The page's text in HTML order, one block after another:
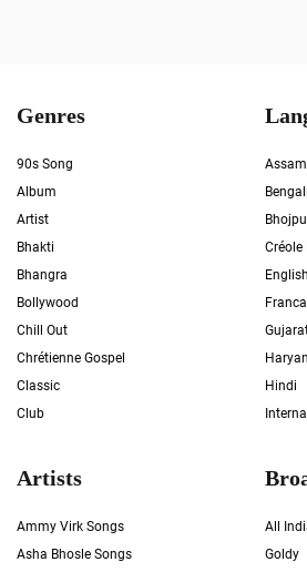
Genres
90s Song
Album
Artist
Bhakti
Bhangra
Bollywood
Chill Out
Chrétienne Gospel
Classic
Club
Bengali
Créole
English
Hindi
Artists
Ammy Virk Songs
Asha Bhosle Songs
All
Goldy